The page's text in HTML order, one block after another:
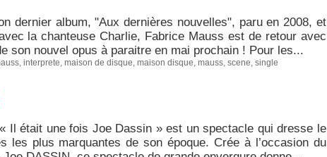
dernier album, "Aux dernières nouvelles", paru en 2008, et
la chanteuse Charlie, Fabrice Mauss est de retour avec
son nouvel opus à paraitre en mai prochain ! Pour les...
, interprete, maison de disque, maison disque, mauss, scene, single
Il était une fois Joe Dassin » est un spectacle qui dresse le
les plus marquantes de son époque. Crée à l’occasion du